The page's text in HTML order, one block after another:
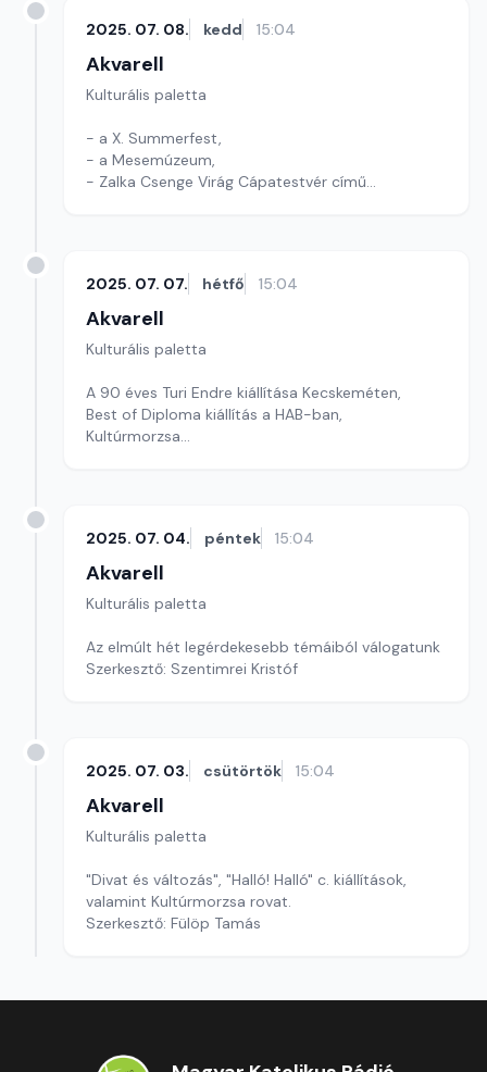
2025. 07. 08. kedd 15:04
Akvarell
Kulturális paletta
- a X. Summerfest,
- a Mesemúzeum,
- Zalka Csenge Virág Cápatestvér című
2025. 07. 07.
hétfő 15:04
Akvarell
Kulturális paletta
A 90 éves Turi Endre kiállítása Kecskeméten,
Best of Diploma kiállítás a HAB-ban,
Kultúrmorzsa
2025. 07. 04. péntek 15:04
Akvarell
Kulturális paletta
Az elmúlt hét legérdekesebb témáiból válogatunk
Szerkesztő: Szentimrei Kristóf
2025. 07. 03. csütörtök 15:04
Akvarell
Kulturális paletta
"Divat és változás", "Halló! Halló" c. kiállítások,
valamint Kultúrmorzsa rovat.
Szerkesztő: Fülöp Tamás